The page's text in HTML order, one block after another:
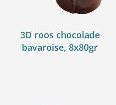
3D roos chocolade
bavaroise, 8x80gr